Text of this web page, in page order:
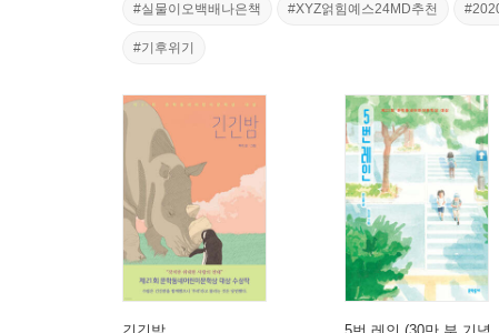
#실물이오백배나은책 #XYZ얽힘예스24MD추천
#기후위기